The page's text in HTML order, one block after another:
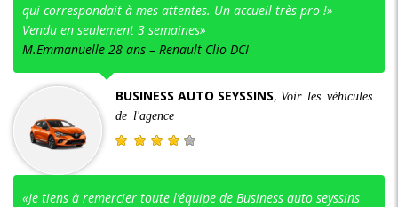
qui correspondait à mes attentes. Un accueil très pro !»
Vendu en seulement 3 semaines»
M.Emmanuelle 28 ans – Renault Clio DCI
BUSINESS AUTO SEYSSINS, Voir les véhicules
de l'agence
«Je tiens à remercier toute l’équipe de Business auto seyssins